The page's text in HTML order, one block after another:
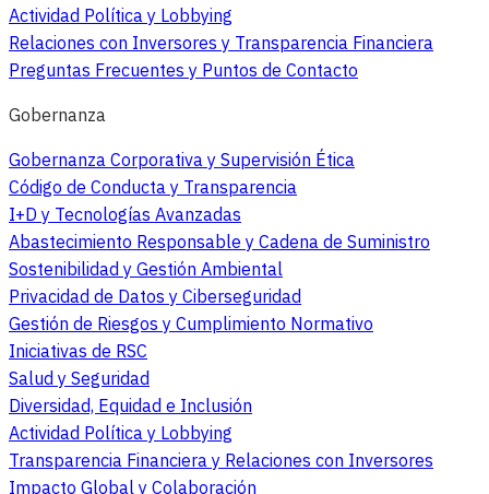
Actividad Política y Lobbying
Relaciones con Inversores y Transparencia Financiera
Preguntas Frecuentes y Puntos de Contacto
Gobernanza
Gobernanza Corporativa y Supervisión Ética
Código de Conducta y Transparencia
I+D y Tecnologías Avanzadas
Abastecimiento Responsable y Cadena de Suministro
Sostenibilidad y Gestión Ambiental
Privacidad de Datos y Ciberseguridad
Gestión de Riesgos y Cumplimiento Normativo
Iniciativas de RSC
Salud y Seguridad
Diversidad, Equidad e Inclusión
Actividad Política y Lobbying
Transparencia Financiera y Relaciones con Inversores
Impacto Global y Colaboración